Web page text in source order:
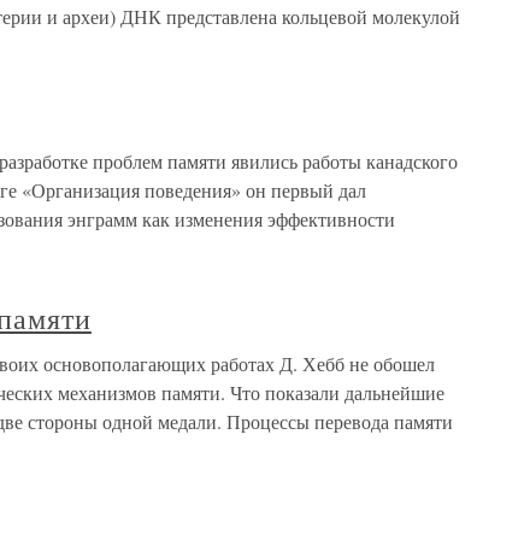
и археи) ДНК представлена кольцевой молекулой
проблем памяти явились работы канадского
«Организация поведения» он первый дал
энграмм как изменения эффективности
основополагающих работах Д. Хебб не обошел
механизмов памяти. Что показали дальнейшие
стороны одной медали. Процессы перевода памяти